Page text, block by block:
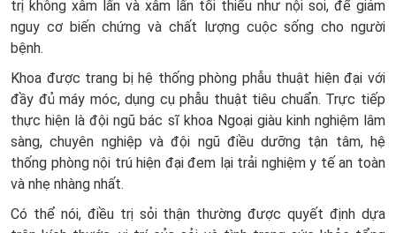
trị không xâm lấn và xâm lấn tối thiểu như nội soi, để giảm
nguy cơ biến chứng và chất lượng cuộc sống cho người
bệnh.
Khoa được trang bị hệ thống phòng phẫu thuật hiện đại với
đầy đủ máy móc, dụng cụ phẫu thuật tiêu chuẩn. Trực tiếp
thực hiện là đội ngũ bác sĩ khoa Ngoại giàu kinh nghiệm lâm
sàng, chuyên nghiệp và đội ngũ điều dưỡng tận tâm, hệ
thống phòng nội trú hiện đại đem lại trải nghiệm y tế an toàn
và nhẹ nhàng nhất.
Có thể nói, điều trị sỏi thận thường được quyết định dựa